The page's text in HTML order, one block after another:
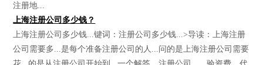
注册地...
上海注册公司多少钱？
上海注册公司多少钱...键词：注册公司多少钱...>导读：上海注册
公司需要多...是每个准备注册公司的人...问的是上海注册公司需要